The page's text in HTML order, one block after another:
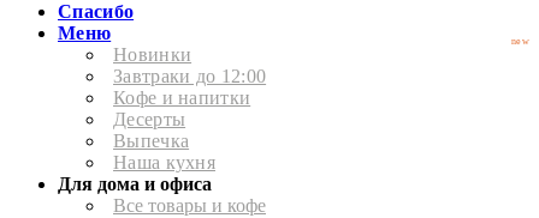
Спасибо
Меню
Новинки
new
Завтраки до 12:00
Кофе и напитки
Десерты
Выпечка
Наша кухня
Для дома и офиса
Все товары и кофе